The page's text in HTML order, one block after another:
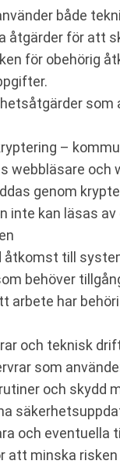
både
åtgärder för att
för obehörig
som
–
webbläsare och
genom
inte kan läsas av
åtkomst till
behöver
arbete har
och teknisk
som
och skydd
och eventuella
att minska